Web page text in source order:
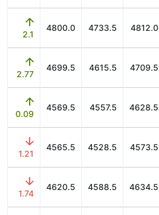
4812.0
4733.5
4800.0
2.1
4709.5
4615.5
4699.5
2.77
4628.5
4557.5
4569.5
0.09
4573.5
4528.5
4565.5
1.21
4634.5
4588.5
4620.5
1.74